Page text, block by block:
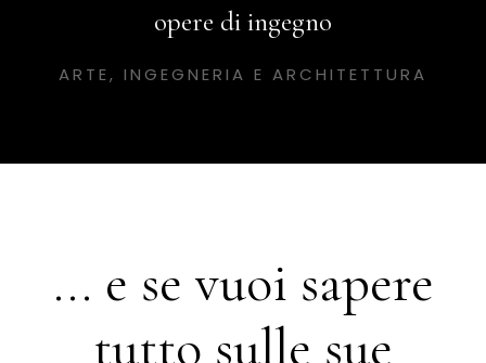
opere di ingegno
ARTE, INGEGNERIA E ARCHITETTURA
... e se vuoi sapere
tutto sulle sue